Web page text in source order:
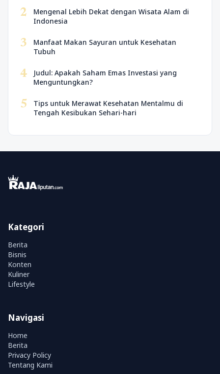
2
Mengenal Lebih Dekat dengan Wisata Alam di
Indonesia
3
Manfaat Makan Sayuran untuk Kesehatan
Tubuh
4
Judul: Apakah Saham Emas Investasi yang
Menguntungkan?
5
Tips untuk Merawat Kesehatan Mentalmu di
Tengah Kesibukan Sehari-hari
Kategori
Berita
Bisnis
Konten
Kuliner
Lifestyle
Navigasi
Home
Berita
Privacy Policy
Tentang Kami